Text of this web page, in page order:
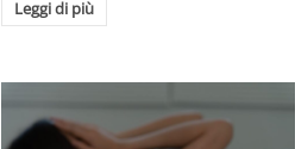
Leggi di più